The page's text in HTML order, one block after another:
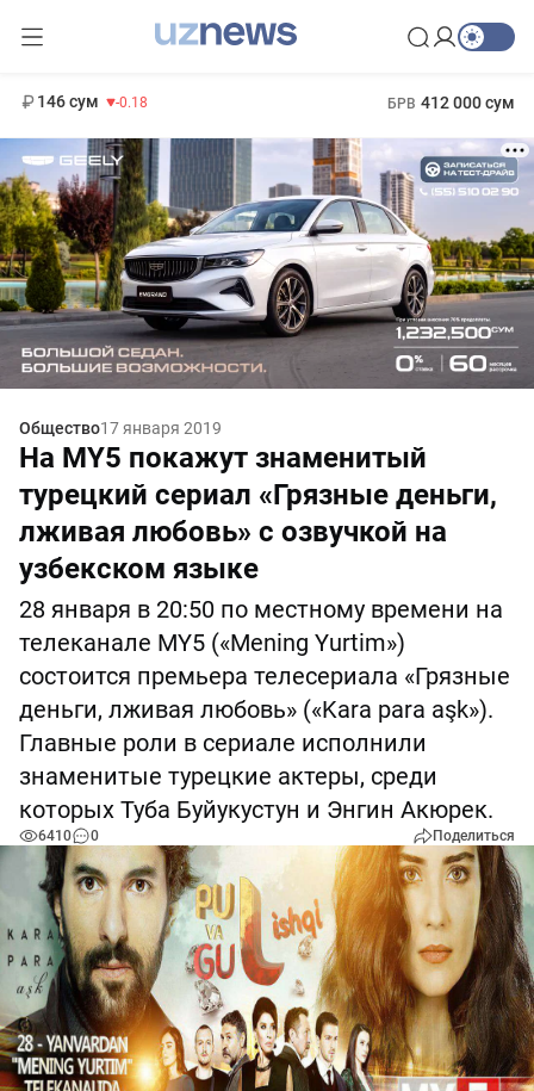
146 сум -0.18 БРВ 412 000 сум
Общество17 января 2019
На MY5 покажут знаменитый
турецкий сериал «Грязные деньги,
лживая любовь» с озвучкой на
узбекском языке
28 января в 20:50 по местному времени на
телеканале MY5 («Mening Yurtim»)
состоится премьера телесериала «Грязные
деньги, лживая любовь» («Kara para aşk»).
Главные роли в сериале исполнили
знаменитые турецкие актеры, среди
которых Туба Буйукустун и Энгин Акюрек.
6410 0 Поделиться